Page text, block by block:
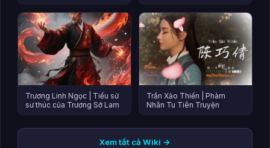
Trương Linh Ngọc | Tiểu sử
sư thúc của Trương Sở Lam
Trần Xảo Thiến | Phàm
Nhân Tu Tiên Truyện
Xem tất cả Wiki →